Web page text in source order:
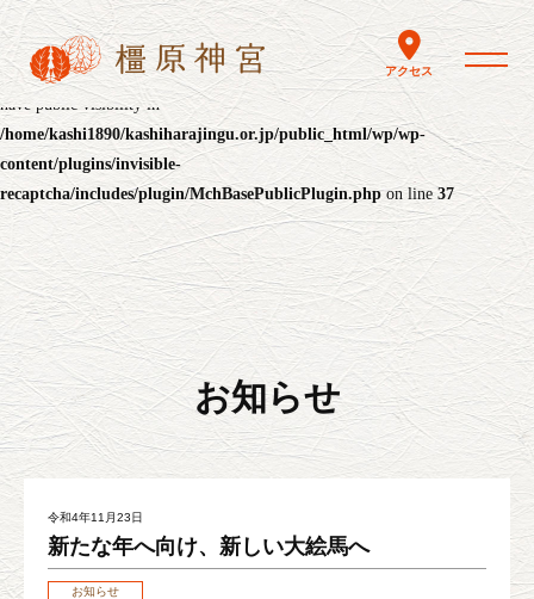
Warning: The magic method
InvisibleReCaptcha\MchLib\Plugin\MchBasePublicPlugin::__wakeup() must
have public visibility in
/home/kashi1890/kashiharajingu.or.jp/public_html/wp/wp-
content/plugins/invisible-
recaptcha/includes/plugin/MchBasePublicPlugin.phpon line 37
アクセス
toggle
お知らせ
令和4年11月23日
新たな年へ向け、新しい大絵馬へ
お知らせ